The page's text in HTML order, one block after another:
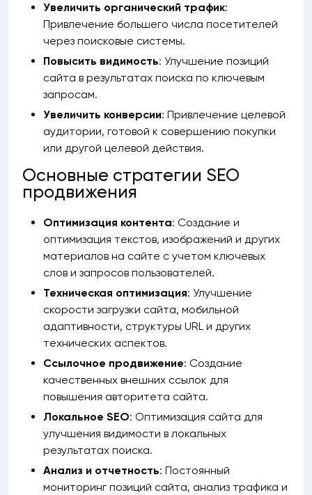
Увеличить органический трафик:
Привлечение большего числа посетителей
через поисковые системы.
Повысить видимость: Улучшение позиций
сайта в результатах поиска по ключевым
запросам.
Увеличить конверсии: Привлечение целевой
аудитории, готовой к совершению покупки
или другой целевой действия.
Основные стратегии SEO
продвижения
Оптимизация контента: Создание и
оптимизация текстов, изображений и других
материалов на сайте с учетом ключевых
слов и запросов пользователей.
Техническая оптимизация: Улучшение
скорости загрузки сайта, мобильной
адаптивности, структуры URL и других
технических аспектов.
Ссылочное продвижение: Создание
качественных внешних ссылок для
повышения авторитета сайта.
Локальное SEO: Оптимизация сайта для
улучшения видимости в локальных
результатах поиска.
Анализ и отчетность: Постоянный
мониторинг позиций сайта, анализ трафика и